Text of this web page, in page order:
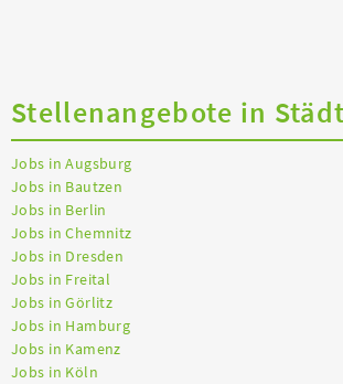
Stellenangebote in
Jobs in Augsburg
Jobs in Bautzen
Jobs in Berlin
Jobs in Chemnitz
Jobs in Dresden
Jobs in Freital
Jobs in Görlitz
Jobs in Hamburg
Jobs in Kamenz
Jobs in Köln